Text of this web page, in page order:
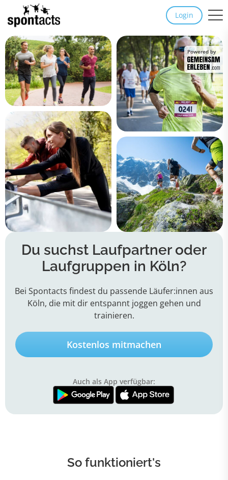
Login
Powered by
Du suchst Laufpartner oder
Laufgruppen in Köln?
Bei Spontacts findest du passende Läufer:innen aus
Köln, die mit dir entspannt joggen gehen und
trainieren.
Kostenlos mitmachen
Auch als App verfügbar:
So funktioniert's